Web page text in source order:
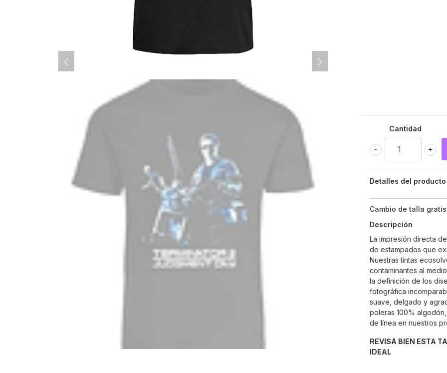
Cantidad
+
-
Detalles del producto
Cambio de talla gratis
Descripción
La impresión directa
de estampados que
Nuestras tintas
contaminantes al
la definición de los
fotográfica
suave, delgado y
poleras 100%
de línea en nuestros
REVISA BIEN ESTA
IDEAL